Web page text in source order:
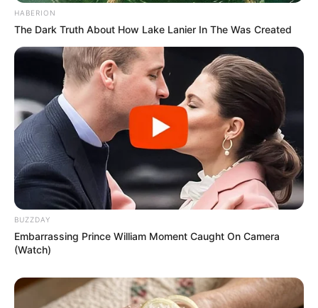
ΣΤΗΡΙΞΤΕ ΤΗΝ ΠΡΟΣΠΑΘΕΙΑ ΜΑΣ.. ΜΗΝ
ΑΦΗΣΕΤΕ ΝΑ ΚΛΕΙΣΕΙ ΑΥΤΟ ΤΟ ΙΣΤΟΛΟΓΙΟ…
ΒΟΗΘΕΙΣΤΕ ΜΑΣ ΚΑΝΟΝΤΑΣ ΜΙΑ
ΔΩΡΕΑ..ΠΑΤΗΣΤΕ ΤΟ ΚΟΥΜΠΙ “DONATE”
ΠΑΡΑΚΑΤΩ
(απλά εδώ να τονίσω ότι για να
προχωρήσει η διαδικασία με το DONATE, ΔΕΝ
πρέπει να τσεκάρετε το κουτί που σας ζητάει να
διατηρήσει τα στοιχεία σας)…
ΕΑΝ ΚΑΠΟΙΟΙ ΔΕΝ
ΘΕΛΕΤΕ ΝΑ ΔΩΣΕΤΕ ΣΤΟΙΧΕΙΑ ΤΗΣ ΚΑΡΤΑΣ
ΣΑΣ ΣΤΟ ΔΙΑΔΙΚΤΥΟ, Η ΑΠΛΑ ΔΕΝ ΤΑ
ΚΑΤΑΦΕΡΝΕΤΕ ΜΕ ΑΥΤΑ, ΜΠΟΡΕΙΤΕ ΝΑ ΜΟΥ
ΚΑΤΑΘΕΣΕΤΕ ΣΕ ΛΟΓΑΡΙΑΣΜΟ ΣΤΗΝ ΕΘΝΙΚΗ
ΜΕ IBAN GR9501104880000048834149733
ΔΙΚΑΙΟΛΟΓΙΑ “ΔΩΡΕΑ” ΚΑΙ ΑΝ ΘΕΛΕΤΕ ΚΑΙ ΤΟ
ΟΝΟΜΑ ΣΑΣ ΓΙΑ ΝΑ ΜΠΟΡΩ ΝΑ ΞΕΡΩ ΠΟΙΟΙ ΜΕ
HABERION
The Dark Truth About How Lake Lanier In The Was Created
BUZZDAY
Embarrassing Prince William Moment Caught On Camera
(Watch)